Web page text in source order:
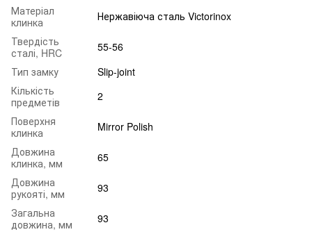
Матеріал
клинка
Нержавіюча сталь Victorinox
Твердість
сталі, HRC
55-56
Тип замку
Slip-joint
Кількість
предметів
2
Поверхня
клинка
Mirror Polish
Довжина
клинка, мм
65
Довжина
рукояті, мм
93
Загальна
довжина, мм
93